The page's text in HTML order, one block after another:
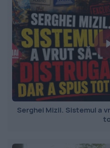
Serghei Mizil. Sistemul a